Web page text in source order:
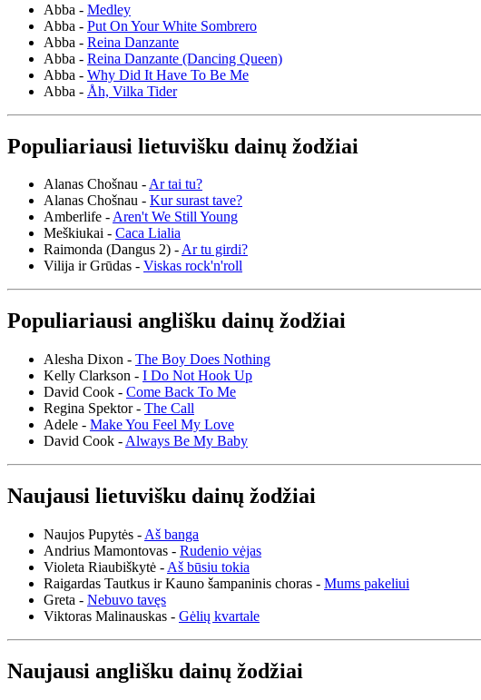
Abba - Medley
Abba - Put On Your White Sombrero
Abba - Reina Danzante
Abba - Reina Danzante (Dancing Queen)
Abba - Why Did It Have To Be Me
Abba - Åh, Vilka Tider
Populiariausi lietuvišku dainų žodžiai
Alanas Chošnau -Ar tai tu?
Alanas Chošnau - Kur surast tave?
Amberlife -Aren't We Still Young
Meškiukai - Caca Lialia
Raimonda (Dangus 2) -Ar tu girdi?
Vilija ir Grūdas - Viskas rock'n'roll
Populiariausi anglišku dainų žodžiai
Alesha Dixon - The Boy Does Nothing
Kelly Clarkson - I Do Not Hook Up
David Cook - Come Back To Me
Regina Spektor - The Call
Adele - Make You Feel My Love
David Cook - Always Be My Baby
Naujausi lietuvišku dainų žodžiai
Naujos Pupytės - Aš banga
Andrius Mamontovas - Rudenio vėjas
Violeta Riaubiškytė - Aš būsiu tokia
Raigardas Tautkus ir Kauno šampaninis choras - Mums pakeliui
Greta - Nebuvo tavęs
Viktoras Malinauskas - Gėlių kvartale
Naujausi anglišku dainų žodžiai